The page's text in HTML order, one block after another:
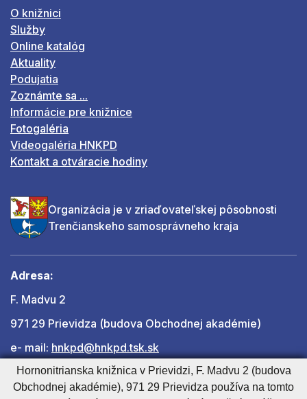
O knižnici
Služby
Online katalóg
Aktuality
Podujatia
Zoznámte sa ...
Informácie pre knižnice
Fotogaléria
Videogaléria HNKPD
Kontakt a otváracie hodiny
Organizácia je v zriaďovateľskej pôsobnosti
Trenčianskeho samosprávneho kraja
Adresa:
F. Madvu 2
971 29 Prievidza (budova Obchodnej akadémie)
e- mail: hnkpd@hnkpd.tsk.sk
Ďalšie kontakty
Hornonitrianska knižnica v Prievidzi, F. Madvu 2 (budova
Obchodnej akadémie), 971 29 Prievidza používa na tomto